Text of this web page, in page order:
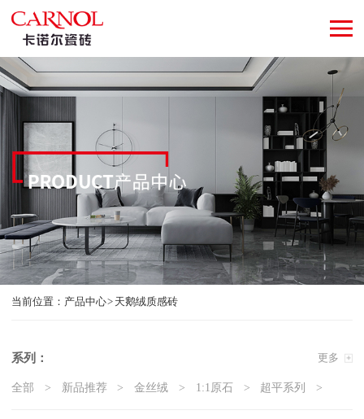
当前位置： 产品中心 天鹅绒质感砖
系列： 更多
全部 新品推荐 金丝绒 1:1原石 超平系列